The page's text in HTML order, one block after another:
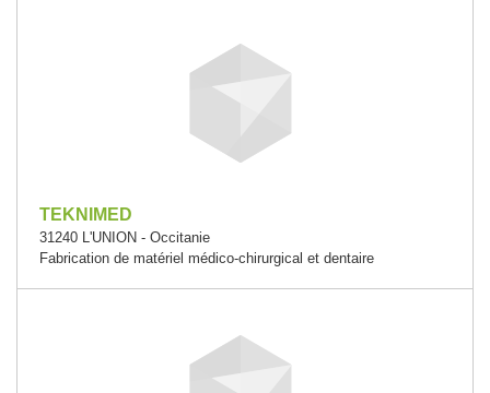
TEKNIMED
31240 L'UNION - Occitanie
Fabrication de matériel médico-chirurgical et dentaire